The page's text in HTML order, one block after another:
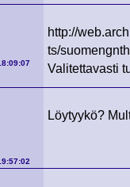
http://
ts/
Valitettavasti
Löytyykö?